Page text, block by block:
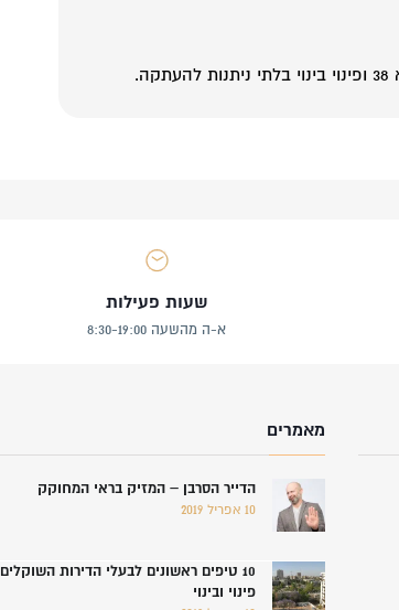
שעות פעילות
א-ה מהשעה 8:30-19:00
מאמרים
הדייר הסרבן – המזיק בראי המחוקק
10 אפריל 2019
10 טיפים ראשונים לבעלי הדירות השוקלים
פינוי ובינוי